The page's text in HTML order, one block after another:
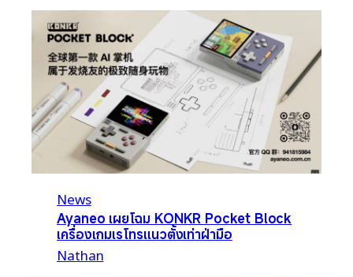
News
Ayaneo เผยโฉม KONKR Pocket Block
เครื่องเกมเรโทรแนวตั้งเท่าฝ่ามือ
Nathan